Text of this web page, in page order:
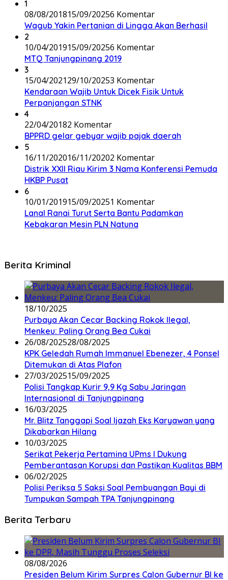
1
08/08/201815/09/20256 Komentar
Wagub Yakin Pertanian di Lingga Akan Berhasil
2
10/04/201915/09/20256 Komentar
MTQ Tanjungpinang 2019
3
15/04/202129/10/20253 Komentar
Kendaraan Wajib Untuk Dicek Fisik Untuk
Perpanjangan STNK
4
22/04/20182 Komentar
BPPRD gelar gebyar wajib pajak daerah
5
16/11/202016/11/20202 Komentar
Distrik XXII Riau Kirim 3 Nama Konferensi Pemuda
HKBP Pusat
6
10/01/201915/09/20251 Komentar
Lanal Ranai Turut Serta Bantu Padamkan
Kebakaran Mesin PLN Natuna
Berita Kriminal
18/10/2025
Purbaya Akan Cecar Backing Rokok Ilegal,
Menkeu: Paling Orang Bea Cukai
26/08/202528/08/2025
KPK Geledah Rumah Immanuel Ebenezer, 4 Ponsel
Ditemukan di Atas Plafon
27/03/202515/09/2025
Polisi Tangkap Kurir 9,9 Kg Sabu Jaringan
Internasional di Tanjungpinang
16/03/2025
Mr. Blitz Tanggapi Soal Ijazah Eks Karyawan yang
Dikabarkan Hilang
10/03/2025
Serikat Pekerja Pertamina UPms I Dukung
Pemberantasan Korupsi dan Pastikan Kualitas BBM
06/02/2025
Polisi Periksa 5 Saksi Soal Pembuangan Bayi di
Tumpukan Sampah TPA Tanjungpinang
Berita Terbaru
08/08/2026
Presiden Belum Kirim Surpres Calon Gubernur BI ke